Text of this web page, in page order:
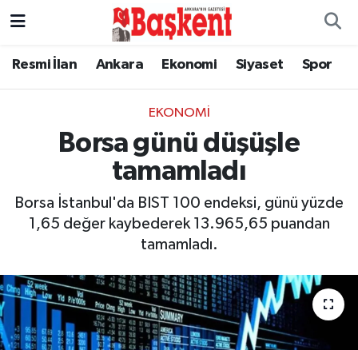
Resmi İlan Ankara Ekonomi Siyaset Spor
EKONOMI
Borsa günü düşüşle
tamamladı
Borsa İstanbul'da BIST 100 endeksi, günü yüzde
1,65 değer kaybederek 13.965,65 puandan
tamamladı.